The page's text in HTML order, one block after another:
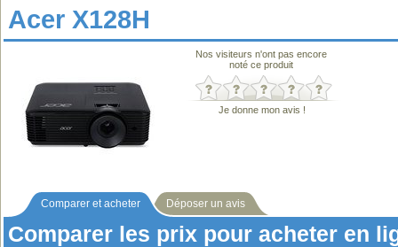
Acer X128H
Nos visiteurs n'ont pas encore
noté ce produit
Je donne mon avis !
Comparer et acheter Déposer un avis
Comparer les prix pour acheter en